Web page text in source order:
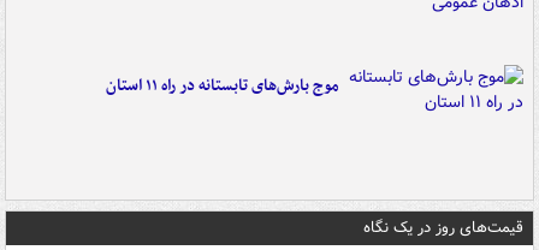
موج بارش‌های تابستانه در راه ۱۱ استان
قیمت‌های روز در یک نگاه